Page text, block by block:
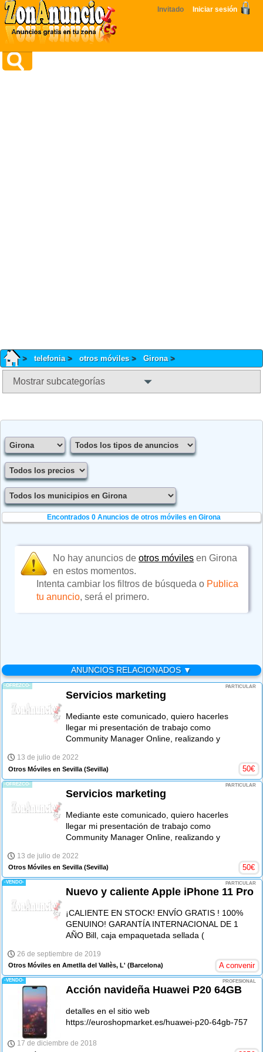
Invitado Iniciar sesión
telefonia otros móviles Girona
Mostrar subcategorías
Encontrados 0Anuncios de otros móviles en Girona
No hay anuncios deotros móviles en Girona
en estos momentos.
Intenta cambiar los filtros de búsqueda o Publica
tu anuncio, será el primero.
ANUNCIOS RELACIONADOS ▼
-OFREZCO- PARTICULAR
Servicios marketing
Mediante este comunicado, quiero hacerles
llegar mi presentación de trabajo como
Community Manager Online, realizando y
13 de julio de 2022
Otros Móviles en Sevilla (Sevilla) 50€
-OFREZCO- PARTICULAR
Servicios marketing
Mediante este comunicado, quiero hacerles
llegar mi presentación de trabajo como
Community Manager Online, realizando y
13 de julio de 2022
Otros Móviles en Sevilla (Sevilla) 50€
-VENDO- PARTICULAR
Nuevo y caliente Apple iPhone 11 Pro
¡CALIENTE EN STOCK! ENVÍO GRATIS ! 100%
GENUINO! GARANTÍA INTERNACIONAL DE 1
AÑO Bill, caja empaquetada sellada (
26 de septiembre de 2019
Otros Móviles en Ametlla del Vallès, L' (Barcelona) A convenir
-VENDO- PROFESIONAL
Acción navideña Huawei P20 64GB
detalles en el sitio web
https://euroshopmarket.es/huawei-p20-64gb-757
17 de diciembre de 2018